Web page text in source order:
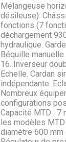
Mélangeuse
désileuse):
fonctions (7
déchargement
hydraulique.
Béquille
16. Inverseur
Echelle. Cardan
indépendante.
Nombreux
configurations
Capacité MTD : 7
les modèles
diamètre 600 mm